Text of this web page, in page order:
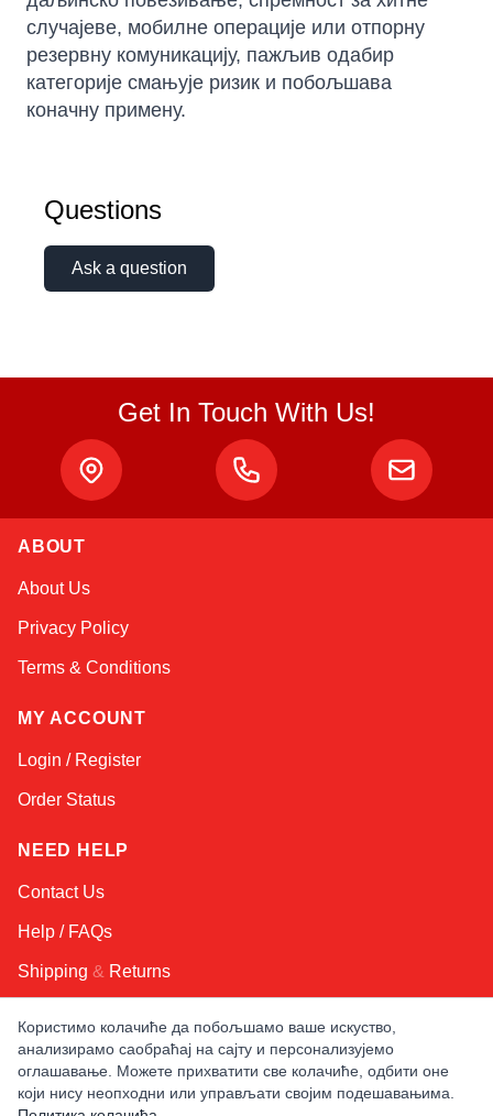
случајеве, мобилне операције или отпорну
резервну комуникацију, пажљив одабир
категорије смањује ризик и побољшава
коначну примену.
Questions
Ask a question
Get In Touch With Us!
ABOUT
About Us
Privacy Policy
Terms & Conditions
MY ACCOUNT
Login / Register
Order Status
NEED HELP
Contact Us
Help / FAQs
Shipping & Returns
KEEP IN TOUCH!
Email Address
Користимо колачиће да побољшамо ваше искуство,
анализирамо саобраћај на сајту и персонализујемо
оглашавање. Можете прихватити све колачиће, одбити оне
који нису неопходни или управљати својим подешавањима.